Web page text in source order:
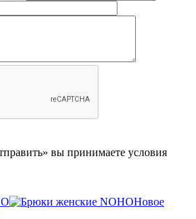
вы принимаете условия
Новое